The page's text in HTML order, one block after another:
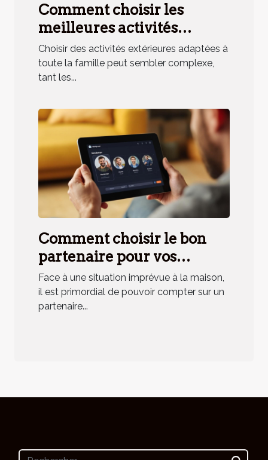
Comment choisir les
meilleures activités
extérieures pour toute la
famille ?
Choisir des activités extérieures adaptées à
toute la famille peut sembler complexe,
tant les...
Comment choisir le bon
partenaire pour vos
urgences domestiques ?
Face à une situation imprévue à la maison,
il est primordial de pouvoir compter sur un
partenaire...